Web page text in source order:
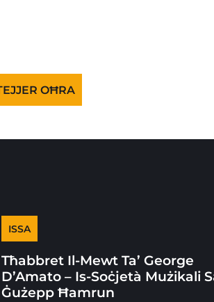
OĦRA
ISSA
Tħabbret Il-Mewt Ta’ George
D’Amato – Is-Soċjetà Mużikali
Ġużepp Ħamrun